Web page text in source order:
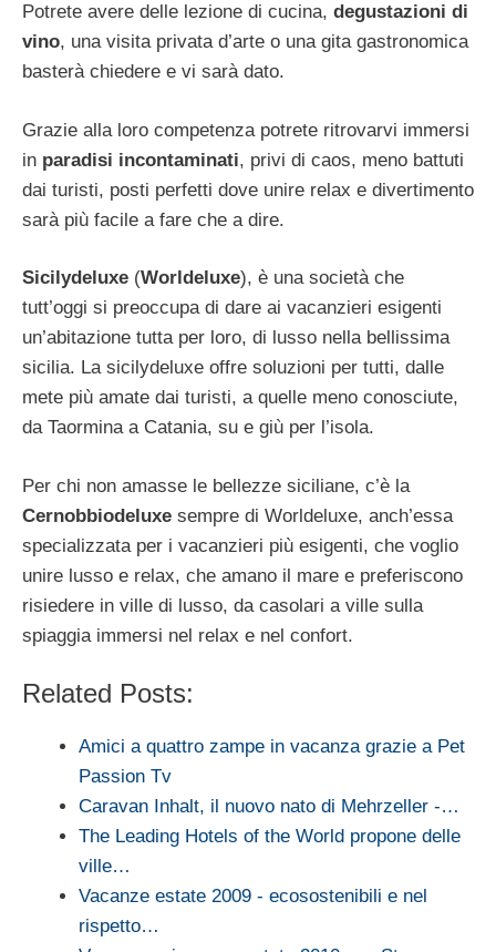
Potrete avere delle lezione di cucina, degustazioni di
vino, una visita privata d’arte o una gita gastronomica
basterà chiedere e vi sarà dato.
Grazie alla loro competenza potrete ritrovarvi immersi
in paradisi incontaminati, privi di caos, meno battuti
dai turisti, posti perfetti dove unire relax e divertimento
sarà più facile a fare che a dire.
Sicilydeluxe (Worldeluxe), è una società che
tutt’oggi si preoccupa di dare ai vacanzieri esigenti
un’abitazione tutta per loro, di lusso nella bellissima
sicilia. La sicilydeluxe offre soluzioni per tutti, dalle
mete più amate dai turisti, a quelle meno conosciute,
da Taormina a Catania, su e giù per l’isola.
Per chi non amasse le bellezze siciliane, c’è la
Cernobbiodeluxe sempre di Worldeluxe, anch’essa
specializzata per i vacanzieri più esigenti, che voglio
unire lusso e relax, che amano il mare e preferiscono
risiedere in ville di lusso, da casolari a ville sulla
spiaggia immersi nel relax e nel confort.
Related Posts:
Amici a quattro zampe in vacanza grazie a Pet
Passion Tv
Caravan Inhalt, il nuovo nato di Mehrzeller -…
The Leading Hotels of the World propone delle
ville…
Vacanze estate 2009 - ecosostenibili e nel
rispetto…